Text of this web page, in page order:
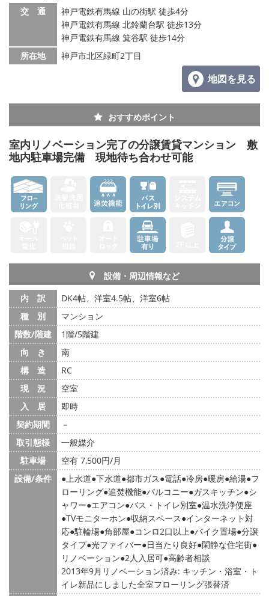
交 通
神戸電鉄有馬線 山の街駅 徒歩4分
神戸電鉄有馬線 北鈴蘭台駅 徒歩13分
神戸電鉄有馬線 箕谷駅 徒歩14分
所在地
神戸市北区緑町2丁目
地図を見る
おすすめポイント
室内リノベーション完了の分譲賃貸マンション 敷
地内駐車場完備 現地待ち合わせ可能
設備・周辺情報など
内 訳
DK4帖、洋室4.5帖、洋室6帖
種 別
マンション
階数/階建
1階/5階建
向 き
南
構 造
RC
現 況
空室
入 居
即時
契約期間
－
取引態様
一般媒介
駐車場
空有 7,500円/月
設備/条件
上水道 下水道 都市ガス 電話 冷房 暖房 給湯 フ
ローリング 追焚機能 バルコニー ガスキッチン シ
ャワー エアコン バス・トイレ別室 温水洗浄便座
TVモニターホン 収納スペース インターネット対
応 駐輪場 角部屋 コンロ2口以上 バイク置場 分譲
タイプ 光ファイバー 日当たり良好 閑静な住宅街
リノベーション 2人入居可 高齢者相談
2013年9月リノベーション済み: キッチン・浴室・ト
イレ新品にしました全室フローリング張替済